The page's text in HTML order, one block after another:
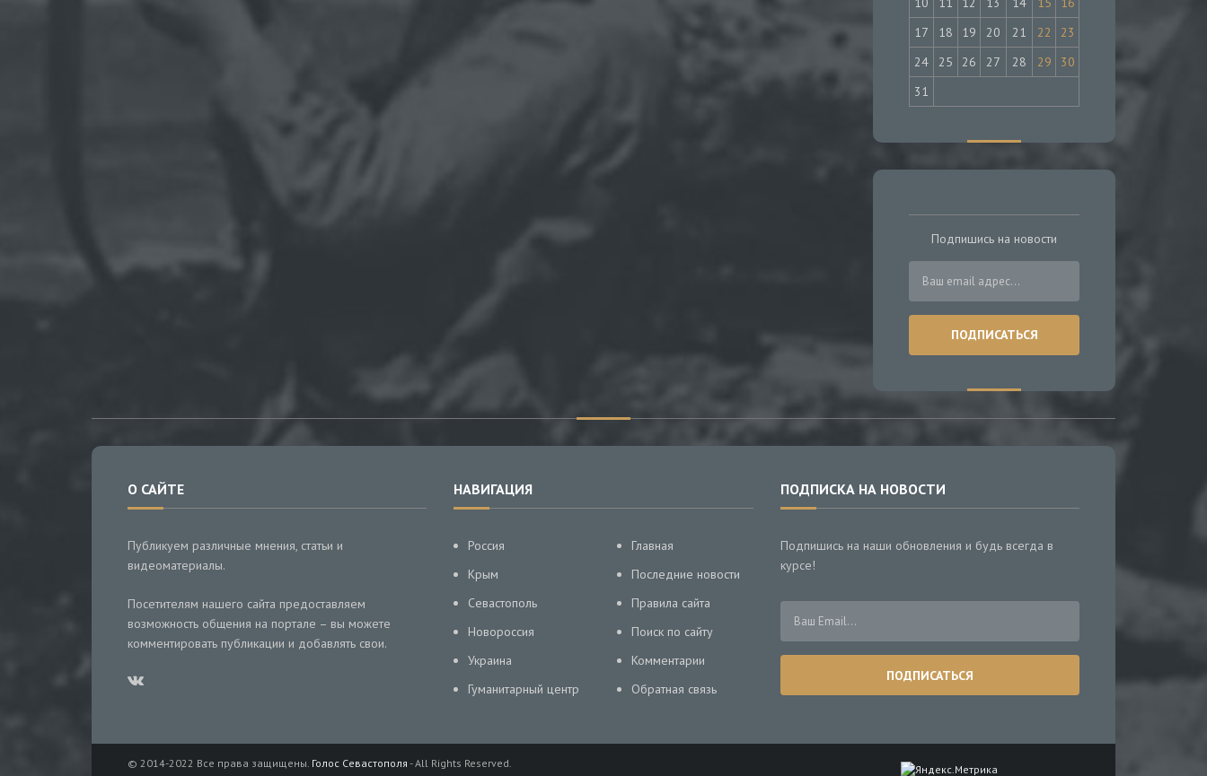
17
18 19 20 21 22
23
24
25 26 27 28 29
30
31
Подпишись на новости
О САЙТЕ
Публикуем различные мнения, статьи и
видеоматериалы.
Посетителям нашего сайта предоставляем
возможность общения на портале – вы можете
комментировать публикации и добавлять свои.
НАВИГАЦИЯ
Россия
Крым
Севастополь
Новороссия
Украина
Гуманитарный центр
Главная
Последние новости
Правила сайта
Поиск по сайту
Комментарии
Обратная связь
ПОДПИСКА НА НОВОСТИ
Подпишись на наши обновления и будь всегда в
курсе!
© 2014-2022 Все права защищены. Голос Севастополя - All Rights Reserved.